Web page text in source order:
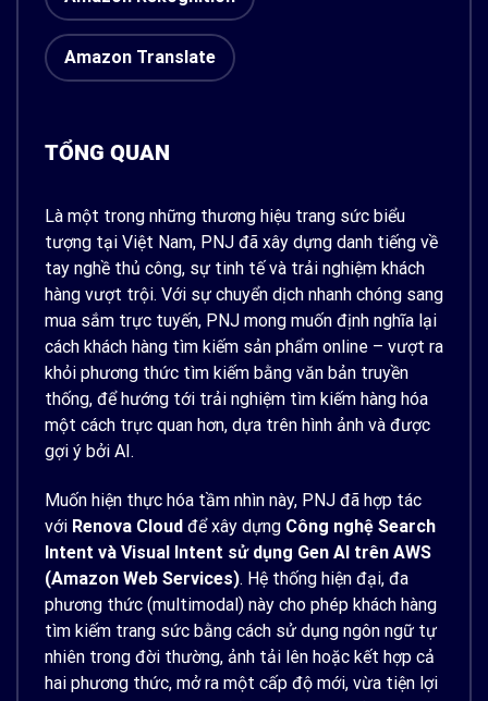
Amazon Translate
TỔNG QUAN
Là một trong những thương hiệu trang sức biểu
tượng tại Việt Nam, PNJ đã xây dựng danh tiếng về
tay nghề thủ công, sự tinh tế và trải nghiệm khách
hàng vượt trội. Với sự chuyển dịch nhanh chóng sang
mua sắm trực tuyến, PNJ mong muốn định nghĩa lại
cách khách hàng tìm kiếm sản phẩm online – vượt ra
khỏi phương thức tìm kiếm bằng văn bản truyền
thống, để hướng tới trải nghiệm tìm kiếm hàng hóa
một cách trực quan hơn, dựa trên hình ảnh và được
gợi ý bởi AI.
Muốn hiện thực hóa tầm nhìn này, PNJ đã hợp tác
với Renova Cloud để xây dựng Công nghệ Search
Intent và Visual Intent sử dụng Gen AI trên AWS
(Amazon Web Services). Hệ thống hiện đại, đa
phương thức (multimodal) này cho phép khách hàng
tìm kiếm trang sức bằng cách sử dụng ngôn ngữ tự
nhiên trong đời thường, ảnh tải lên hoặc kết hợp cả
hai phương thức, mở ra một cấp độ mới, vừa tiện lợi